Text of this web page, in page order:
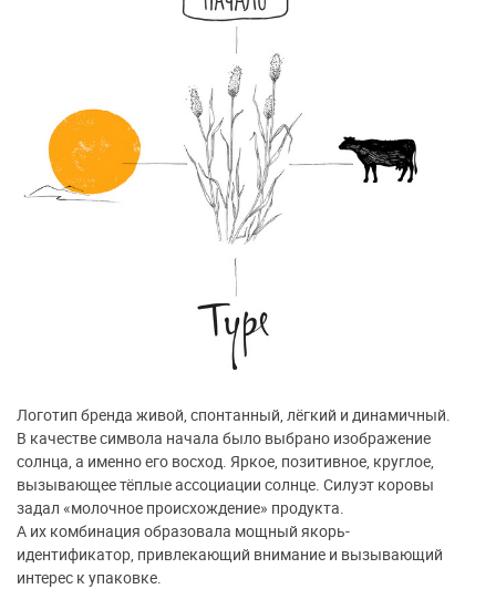
Логотип бренда живой, спонтанный, лёгкий и динамичный.
В качестве символа начала было выбрано изображение
солнца, а именно его восход. Яркое, позитивное, круглое,
вызывающее тёплые ассоциации солнце. Силуэт коровы
задал «молочное происхождение» продукта.
А их комбинация образовала мощный якорь-
идентификатор, привлекающий внимание и вызывающий
интерес к упаковке.